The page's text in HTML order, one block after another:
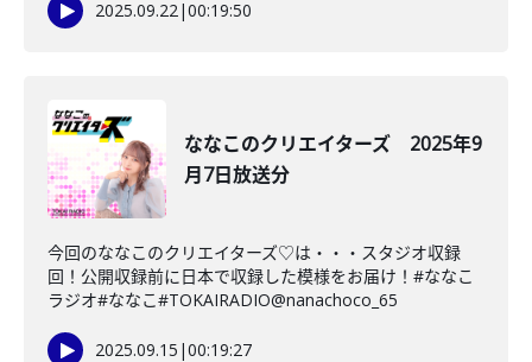
2025.09.22|00:19:50
ななこのクリエイターズ 2025年9
月7日放送分
今回のななこのクリエイターズ♡は・・・スタジオ収録
回！公開収録前に日本で収録した模様をお届け！#ななこ
ラジオ#ななこ#TOKAIRADIO@nanachoco_65
2025.09.15 |00:19:27